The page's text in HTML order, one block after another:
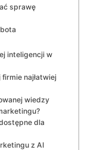
sprawę
inteligencji w
najłatwiej
wiedzy
dla
z AI